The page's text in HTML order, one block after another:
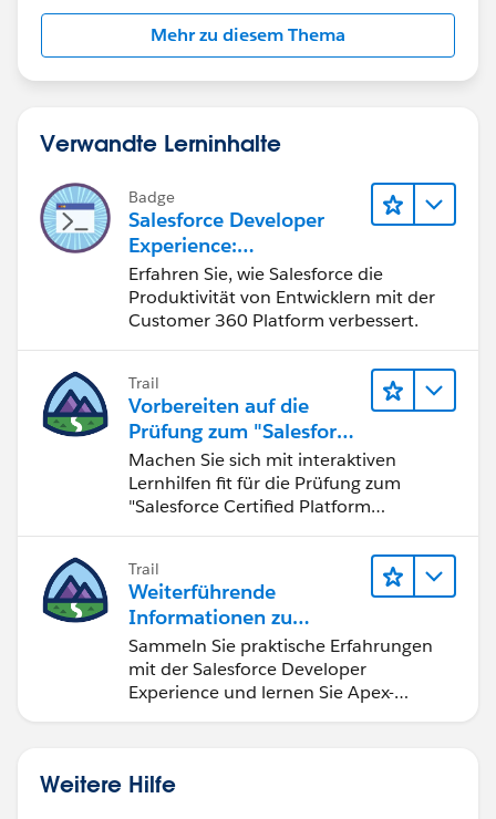
NavigationMixin(LightningElement) {
handlebtnclick(event) {
if (result) {
this[NavigationMixin.Navigate]({
type: 'standard__recordPage',
attributes: {
recordId: result,
objectApiName: 'Contact',
actionName: 'view'
});
} else {
console.error('No Contact ID returned');
.catch(error => {
});
}
if this resolve you query , Please mark as helpful.
Mehr zu diesem Thema
Verwandte Lerninhalte
Badge
Salesforce Developer
Experience:
Schnelleinstieg
Erfahren Sie, wie Salesforce die
Produktivität von Entwicklern mit der
Customer 360 Platform verbessert.
Trail
Vorbereiten auf die
Prüfung zum "Salesforce
Certified Platform
Developer"
Machen Sie sich mit interaktiven
Lernhilfen fit für die Prüfung zum
"Salesforce Certified Platform
Trail
Weiterführende
Informationen zu
Salesforce-
Entwicklungstools und -
konzepten
Sammeln Sie praktische Erfahrungen
mit der Salesforce Developer
Experience und lernen Sie Apex-
Weitere Hilfe